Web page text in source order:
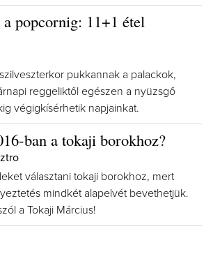
popcornig: 11+1 étel
pukkannak a palackok,
reggeliktől egészen a nyüzsgő
végigkísérhetik napjainkat.
ban a tokaji borokhoz?
választani tokaji borokhoz, mert
mindkét alapelvét bevethetjük.
a Tokaji Március!